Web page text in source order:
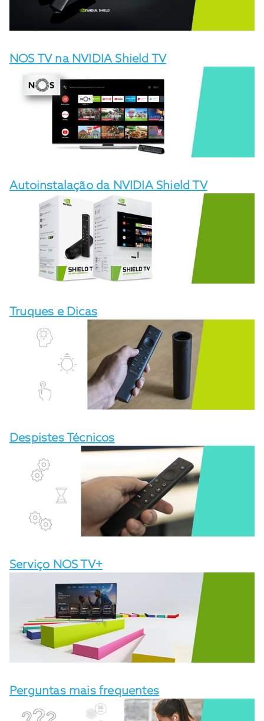
NOS TV na NVIDIA Shield TV
Autoinstalação da NVIDIA Shield TV
Truques e Dicas
Despistes Técnicos
Serviço NOS TV+
Perguntas mais frequentes